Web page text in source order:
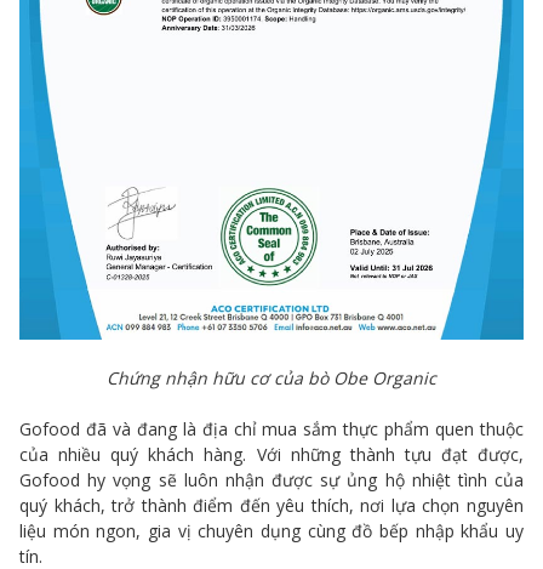
Chứng nhận hữu cơ của bò Obe Organic
Gofood đã và đang là địa chỉ mua sắm thực phẩm quen thuộc
của nhiều quý khách hàng. Với những thành tựu đạt được,
Gofood hy vọng sẽ luôn nhận được sự ủng hộ nhiệt tình của
quý khách, trở thành điểm đến yêu thích, nơi lựa chọn nguyên
liệu món ngon, gia vị chuyên dụng cùng đồ bếp nhập khẩu uy
tín.